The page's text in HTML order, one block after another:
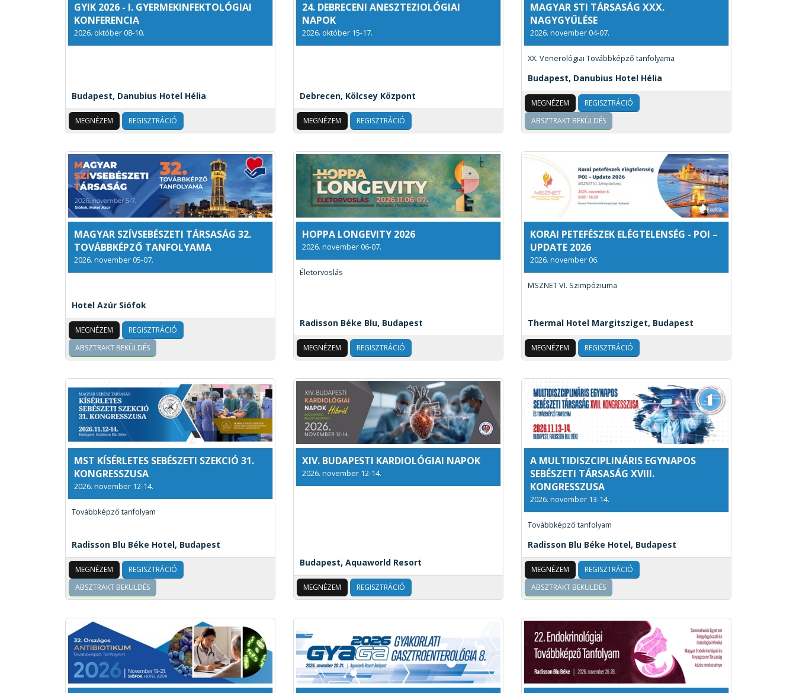
GYIK 2026 - I. GYERMEKINFEKTOLÓGIAI
KONFERENCIA
2026. október 08-10.
Budapest, Danubius Hotel Hélia
MEGNÉZEM REGISZTRÁCIÓ
24. DEBRECENI ANESZTEZIOLÓGIAI
NAPOK
2026. október 15-17.
Debrecen, Kölcsey Központ
MEGNÉZEM REGISZTRÁCIÓ
MAGYAR STI TÁRSASÁG XXX.
NAGYGYŰLÉSE
2026. november 04-07.
XX. Venerológiai Továbbképző tanfolyama
Budapest, Danubius Hotel Hélia
MEGNÉZEM
REGISZTRÁCIÓ
ABSZTRAKT BEKÜLDÉS
MAGYAR SZÍVSEBÉSZETI TÁRSASÁG 32.
TOVÁBBKÉPZŐ TANFOLYAMA
2026. november 05-07.
Hotel Azúr Siófok
MEGNÉZEM
REGISZTRÁCIÓ
ABSZTRAKT BEKÜLDÉS
HOPPA LONGEVITY 2026
2026. november 06-07.
Életorvoslás
Radisson Béke Blu, Budapest
MEGNÉZEM REGISZTRÁCIÓ
KORAI PETEFÉSZEK ELÉGTELENSÉG - POI –
UPDATE 2026
2026. november 06.
MSZNET VI. Szimpóziuma
Thermal Hotel Margitsziget, Budapest
MEGNÉZEM REGISZTRÁCIÓ
MST KÍSÉRLETES SEBÉSZETI SZEKCIÓ 31.
KONGRESSZUSA
2026. november 12-14.
Továbbképző tanfolyam
Radisson Blu Béke Hotel, Budapest
MEGNÉZEM
REGISZTRÁCIÓ
ABSZTRAKT BEKÜLDÉS
XIV. BUDAPESTI KARDIOLÓGIAI NAPOK
2026. november 12-14.
Budapest, Aquaworld Resort
MEGNÉZEM REGISZTRÁCIÓ
A MULTIDISZCIPLINÁRIS EGYNAPOS
SEBÉSZETI TÁRSASÁG XVIII.
KONGRESSZUSA
2026. november 13-14.
Továbbképző tanfolyam
Radisson Blu Béke Hotel, Budapest
MEGNÉZEM
REGISZTRÁCIÓ
ABSZTRAKT BEKÜLDÉS